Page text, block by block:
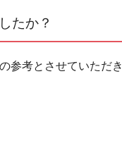
たか？
参考とさせていただき